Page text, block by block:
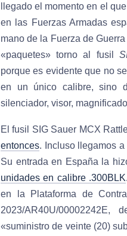
llegado el momento en el que
en las Fuerzas Armadas
mano de la Fuerza de
«paquetes» torno al fusil
porque es evidente que no
en un único calibre, sino
silenciador, visor,
El fusil SIG Sauer MCX
entonces. Incluso llegamos a
Su entrada en España la
unidades en calibre .300BLK
en la Plataforma de
2023/AR40U/00002242E,
«suministro de veinte (20)